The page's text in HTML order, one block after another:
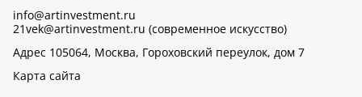
info@artinvestment.ru
21vek@artinvestment.ru (современное искусство)
Адрес 105064, Москва, Гороховский переулок, дом 7
Карта сайта